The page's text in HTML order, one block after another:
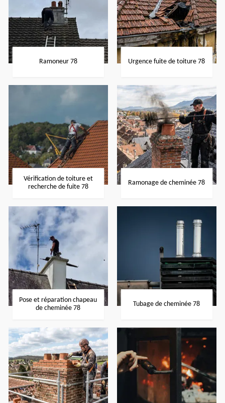
Ramoneur 78 Urgence fuite de toiture 78
Vérification de toiture et
recherche de fuite 78
Ramonage de cheminée 78
Pose et réparation chapeau
de cheminée 78
Tubage de cheminée 78